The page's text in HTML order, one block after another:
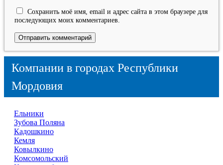
Сохранить моё имя, email и адрес сайта в этом браузере для
последующих моих комментариев.
Компании в городах Республики
Мордовия
Ельники
Зубова Поляна
Кадошкино
Кемля
Ковылкино
Комсомольский